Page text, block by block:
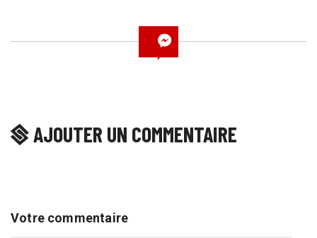
AJOUTER UN COMMENTAIRE
Votre commentaire